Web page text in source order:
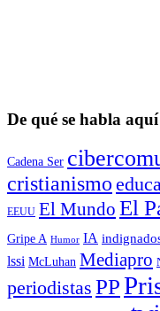
De qué se habla aquí
Cadena Ser
cristianismo
EEUU El Mundo El
Gripe A Humor IA
lssi McLuhan Mediapro
periodistas PP